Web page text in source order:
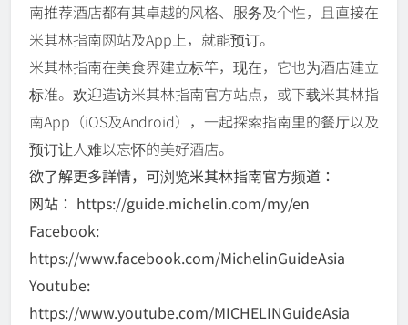
南推荐酒店都有其卓越的风格、服务及个性，且直接在
米其林指南网站及App上，就能预订。
米其林指南在美食界建立标竿，现在，它也为酒店建立
标准。欢迎造访米其林指南官方站点，或下载米其林指
南App（iOS及Android），一起探索指南里的餐厅以及
预订让人难以忘怀的美好酒店。
欲了解更多詳情，可浏览米其林指南官方频道：
网站： https://guide.michelin.com/my/en
Facebook:
https://www.facebook.com/MichelinGuideAsia
Youtube:
https://www.youtube.com/MICHELINGuideAsia